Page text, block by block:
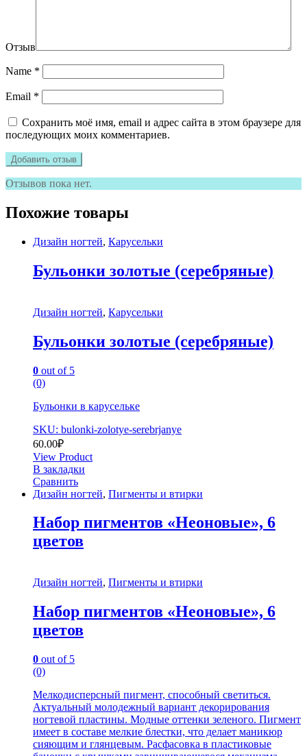
Отзыв
Name *
Email *
Сохранить моё имя, email и адрес сайта в этом браузере для
последующих моих комментариев.
Отзывов пока нет.
Похожие товары
Дизайн ногтей, Карусельки
Бульонки золотые (серебряные)
Дизайн ногтей, Карусельки
Бульонки золотые (серебряные)
0 out of 5
(0)
Бульонки в карусельке
SKU: bulonki-zolotye-serebrjanye
60.00₽
View Product
В закладки
Сравнить
Дизайн ногтей, Пигменты и втирки
Набор пигментов «Неоновые», 6
цветов
Дизайн ногтей, Пигменты и втирки
Набор пигментов «Неоновые», 6
цветов
0 out of 5
(0)
Мелкодисперсный пигмент, способный светиться.
Актуальный молодежный вариант декорирования
ногтевой пластины. Модные оттенки зеленого. Пигмент
имеет в составе мелкие блестки, что делает маникюр
сияющим и глянцевым. Расфасовка в пластиковые